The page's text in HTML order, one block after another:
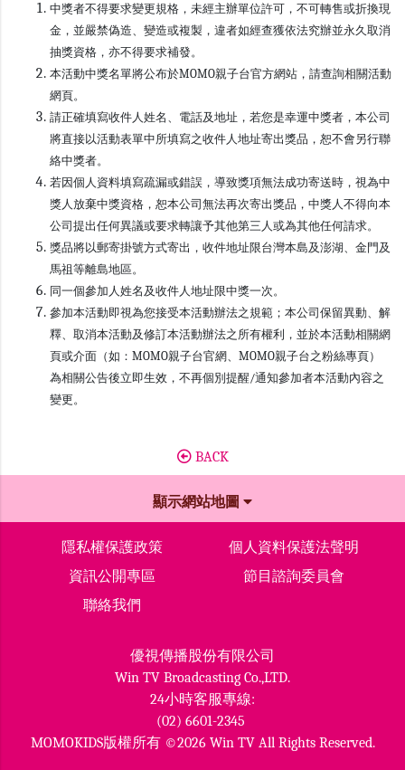
中獎者不得要求變更規格，未經主辦單位許可，不可轉售或折換現
金，並嚴禁偽造、變造或複製，違者如經查獲依法究辦並永久取消
抽獎資格，亦不得要求補發。
本活動中獎名單將公布於MOMO親子台官方網站，請查詢相關活動
網頁。
請正確填寫收件人姓名、電話及地址，若您是幸運中獎者，本公司
將直接以活動表單中所填寫之收件人地址寄出獎品，恕不會另行聯
絡中獎者。
若因個人資料填寫疏漏或錯誤，導致獎項無法成功寄送時，視為中
獎人放棄中獎資格，恕本公司無法再次寄出獎品，中獎人不得向本
公司提出任何異議或要求轉讓予其他第三人或為其他任何請求。
獎品將以郵寄掛號方式寄出，收件地址限台灣本島及澎湖、金門及
馬祖等離島地區。
同一個參加人姓名及收件人地址限中獎一次。
參加本活動即視為您接受本活動辦法之規範；本公司保留異動、解
釋、取消本活動及修訂本活動辦法之所有權利，並於本活動相關網
頁或介面（如：MOMO親子台官網、MOMO親子台之粉絲專頁）
為相關公告後立即生效，不再個別提醒/通知參加者本活動內容之
變更。
BACK
顯示網站地圖
隱私權保護政策
個人資料保護法聲明
資訊公開專區
節目諮詢委員會
聯絡我們
優視傳播股份有限公司
Win TV Broadcasting Co.,LTD.
24小時客服專線:
(02) 6601-2345
MOMOKIDS版權所有 ©2026 Win TV All Rights Reserved.